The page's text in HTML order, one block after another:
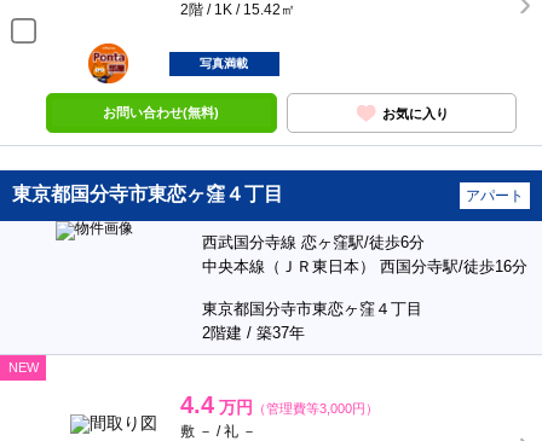
2階 / 1K / 15.42㎡
ポンタ
部屋
写真満載
お問い合わせ(無料) お気に入り
東京都国分寺市東恋ヶ窪４丁目 アパート
西武国分寺線 恋ヶ窪駅/徒歩6分
中央本線（ＪＲ東日本） 西国分寺駅/徒歩16分
東京都国分寺市東恋ヶ窪４丁目
2階建 / 築37年
NEW
4.4 万円 （管理費等3,000円）
敷 － / 礼 －